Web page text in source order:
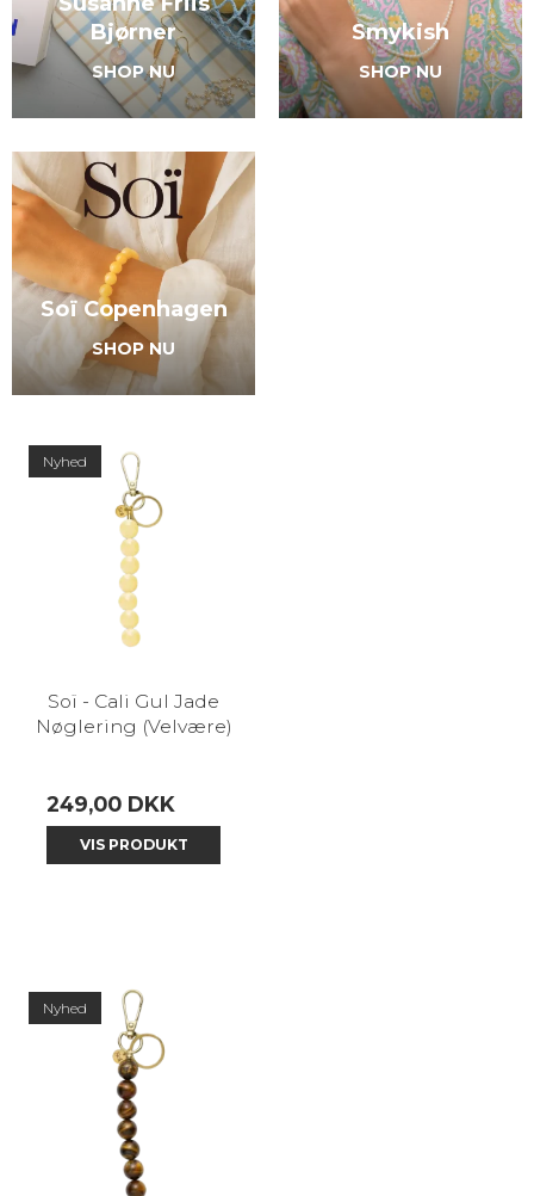
Bjørner
SHOP NU
Smykish
SHOP NU
Soï Copenhagen
SHOP NU
Nyhed
Soï - Cali Gul Jade
Nøglering (Velvære)
249,00 DKK
VIS PRODUKT
Nyhed